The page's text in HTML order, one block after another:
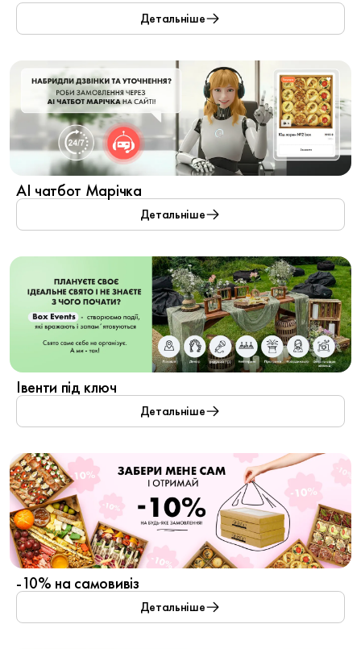
харчуванні! 🌿
Ми знаємо, як важливо підтримувати баланс та енергію,
боксів. Це не просто їжа, це справжнє гастрономічне
відкриття: відбірні овочі, бобові, корисні злаки та авторські
соуси, що створюють гармонію в кожному шматочку.
Вони ідеально підійдуть:
✨ для легкого обіду в офісі;
✨ для посиденьок з друзями, які обирають рослинну їжу;
✨ для тих, хто хоче додати більше користі у свій раціон цієї
Спробуйте нашу політру смаків та відчуйте справжній
драйв оновлення разом із Box Catering!
Детальніше
AI чатбот Марічка
Детальніше
Івенти під ключ
Детальніше
-10% на самовивіз
Детальніше